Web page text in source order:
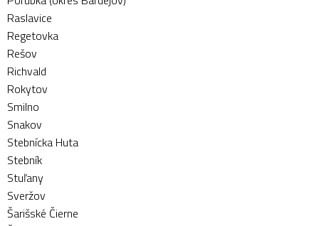
Raslavice
Regetovka
Rešov
Richvald
Rokytov
Smilno
Snakov
Stebnícka Huta
Stebník
Stuľany
Sveržov
Šarišské Čierne